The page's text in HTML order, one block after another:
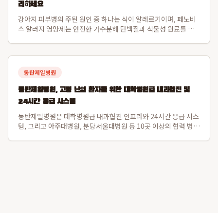
리하세요
강아지 피부병의 주된 원인 중 하나는 식이 알레르기이며, 페노비
스 알러지 영양제는 안전한 가수분해 단백질과 식물성 원료를 사
과 직결된 강아지 피부면역 강화를...
동탄제일병원
동탄제일병원, 고령 난임 환자를 위한 대학병원급 내과협진 및
24시간 응급 시스템
동탄제일병원은 대학병원급 내과협진 인프라와 24시간 응급 시스
템, 그리고 아주대병원, 분당서울대병원 등 10곳 이상의 협력 병원